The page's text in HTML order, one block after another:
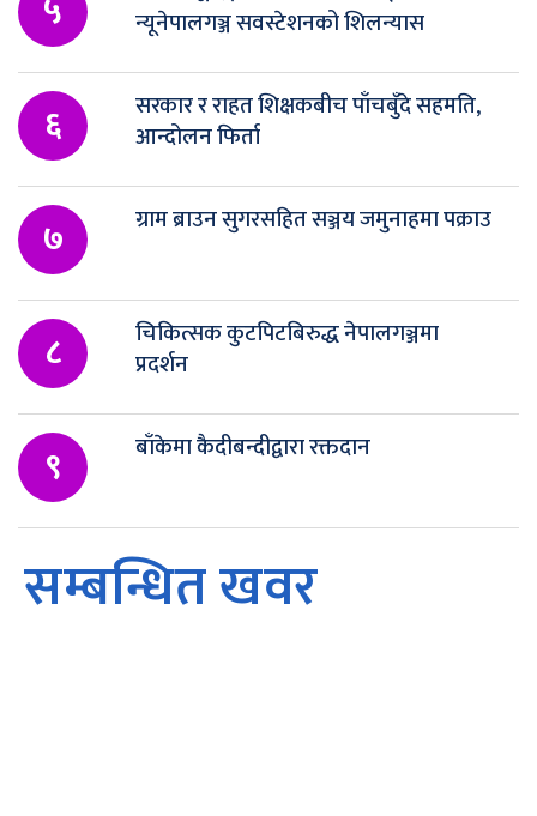
५
न्यूनेपालगञ्ज सवस्टेशनको शिलन्यास
६
सरकार र राहत शिक्षकबीच पाँचबुँदे सहमति,
आन्दोलन फिर्ता
७ ग्राम ब्राउन सुगरसहित सञ्जय जमुनाहमा पक्राउ
८
चिकित्सक कुटपिटबिरुद्ध नेपालगञ्जमा
प्रदर्शन
९ बाँकेमा कैदीबन्दीद्वारा रक्तदान
सम्बन्धित खवर